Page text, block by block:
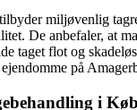
miljøvenlig
De anbefaler, at
taget flot og
på
i